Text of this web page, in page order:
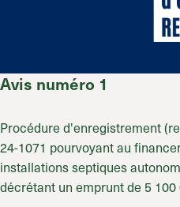
Avis numéro 1
Procédure d'enregistrement
24-1071 pourvoyant au
installations septiques
décrétant un emprunt de 5 100